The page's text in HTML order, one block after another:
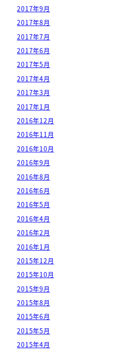
2017年9月
2017年8月
2017年7月
2017年6月
2017年5月
2017年4月
2017年3月
2017年1月
2016年12月
2016年11月
2016年10月
2016年9月
2016年8月
2016年6月
2016年5月
2016年4月
2016年2月
2016年1月
2015年12月
2015年10月
2015年9月
2015年8月
2015年6月
2015年5月
2015年4月